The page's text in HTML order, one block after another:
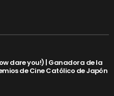
dare you!) | Ganadora de la
de Cine Católico de Japón